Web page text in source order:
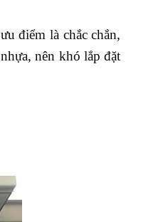
điểm là chắc chắn,
nên khó lắp đặt